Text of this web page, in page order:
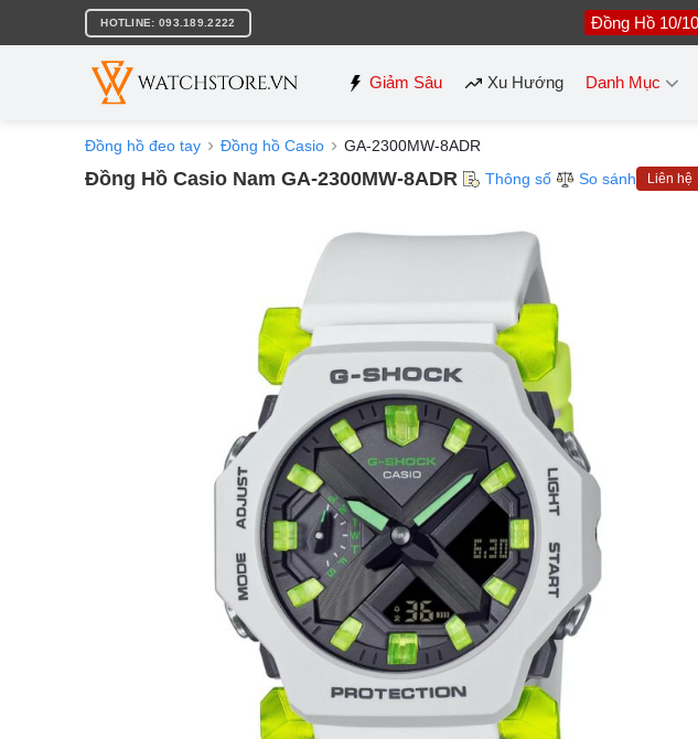
nội
HOTLINE: 093.189.2222 Đồng Hồ 10/10
Giảm Sâu Xu Hướng Danh Mục
Đồng hồ đeo tay Đồng hồ Casio GA-2300MW-8ADR
Đồng Hồ Casio Nam GA-2300MW-8ADR Thông số So sánh Liên hệ